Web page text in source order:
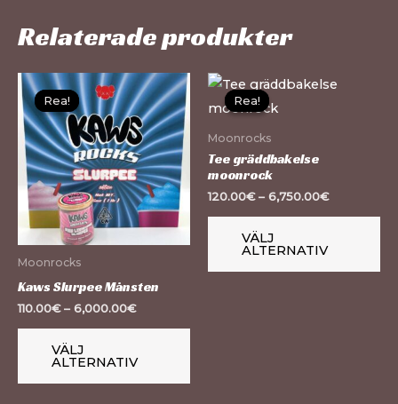
Relaterade produkter
Rea!
Rea!
Moonrocks
Kaws Slurpee Månsten
110.00€– 6,000.00€
VÄLJ
ALTERNATIV
Den
här
produkten
har
flera
varianter.
alternativen
Rea!
Rea!
Moonrocks
Tee gräddbakelse
moonrock
120.00€– 6,750.00€
VÄLJ
ALTERNATIV